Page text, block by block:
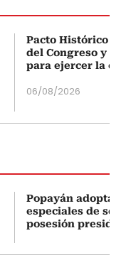
Pacto Histórico
del Congreso y
para ejercer la
06/08/2026
Popayán adopta
especiales de
posesión